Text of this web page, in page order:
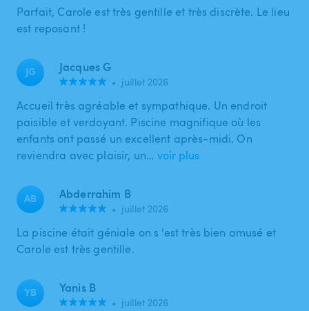
Parfait, Carole est très gentille et très discrète. Le lieu
est reposant !
JG Jacques G
• juillet 2026
Accueil très agréable et sympathique. Un endroit
paisible et verdoyant. Piscine magnifique où les
enfants ont passé un excellent après-midi. On
reviendra avec plaisir, un… voir plus
AB Abderrahim B
• juillet 2026
La piscine était géniale on s 'est très bien amusé et
Carole est très gentille.
YB Yanis B
• juillet 2026